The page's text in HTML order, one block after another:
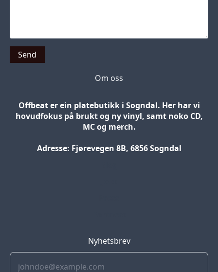
Send
Om oss
Offbeat er ein platebutikk i Sogndal. Her har vi
hovudfokus på brukt og ny vinyl, samt noko CD,
MC og merch.
Adresse: Fjørevegen 8B, 6856 Sogndal
Nyhetsbrev